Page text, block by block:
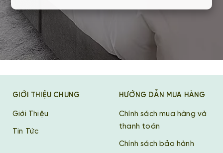
GIỚI THIỆU CHUNG
Giới Thiệu
Tin Tức
HƯỚNG DẪN MUA HÀNG
Chính sách mua hàng và
thanh toán
Chính sách bảo hành